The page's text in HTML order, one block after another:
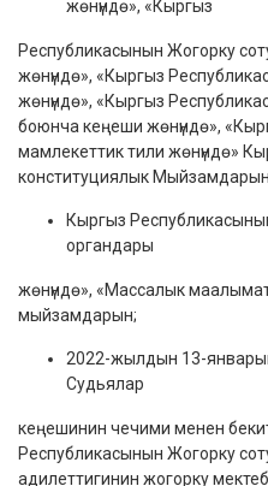
жөнүндө», «Кыргыз
Республикасынын Жогорку
жөнүндө», «Кыргыз
жөнүндө», «Кыргыз
боюнча кеңеши жөнүндө»,
мамлекеттик тили жөнүндө»
конституциялык
Кыргыз
органдары
жөнүндө», «Массалык
мыйзамдарын;
2022-жылдын 13-
Судьялар
кеңешинин чечими менен
Республикасынын Жогорку
адилеттигинин жогорку